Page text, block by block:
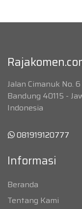
Jalan Cimanuk No. 6
Bandung 40115 -
Indonesia
081919120777
Informasi
Beranda
Tentang Kami